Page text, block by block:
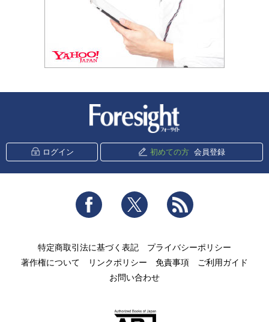
ログイン 初めての方 会員登録
Facebook Twitter
特定商取引法に基づく表記
プライバシーポリシー
著作権について
リンクポリシー 免責事項
ご利用ガイド
お問い合わせ